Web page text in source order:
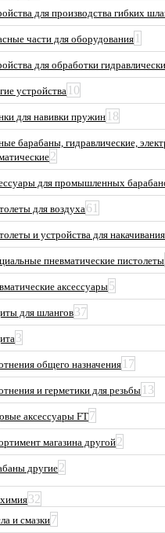
для производства гибких
части для оборудования 1
для обработки
устройства10
для навивки пружин 18
барабаны, гидравлические,
2
для промышленных
для воздуха61
и устройства для
пневматические пистолеты
аксессуары5
для шлангов37
3
общего назначения 17
и герметики для резьбы 13
аксессуары FT7
магазина другой2
другие2
32
и смазки7